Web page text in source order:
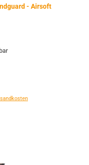
- Airsoft